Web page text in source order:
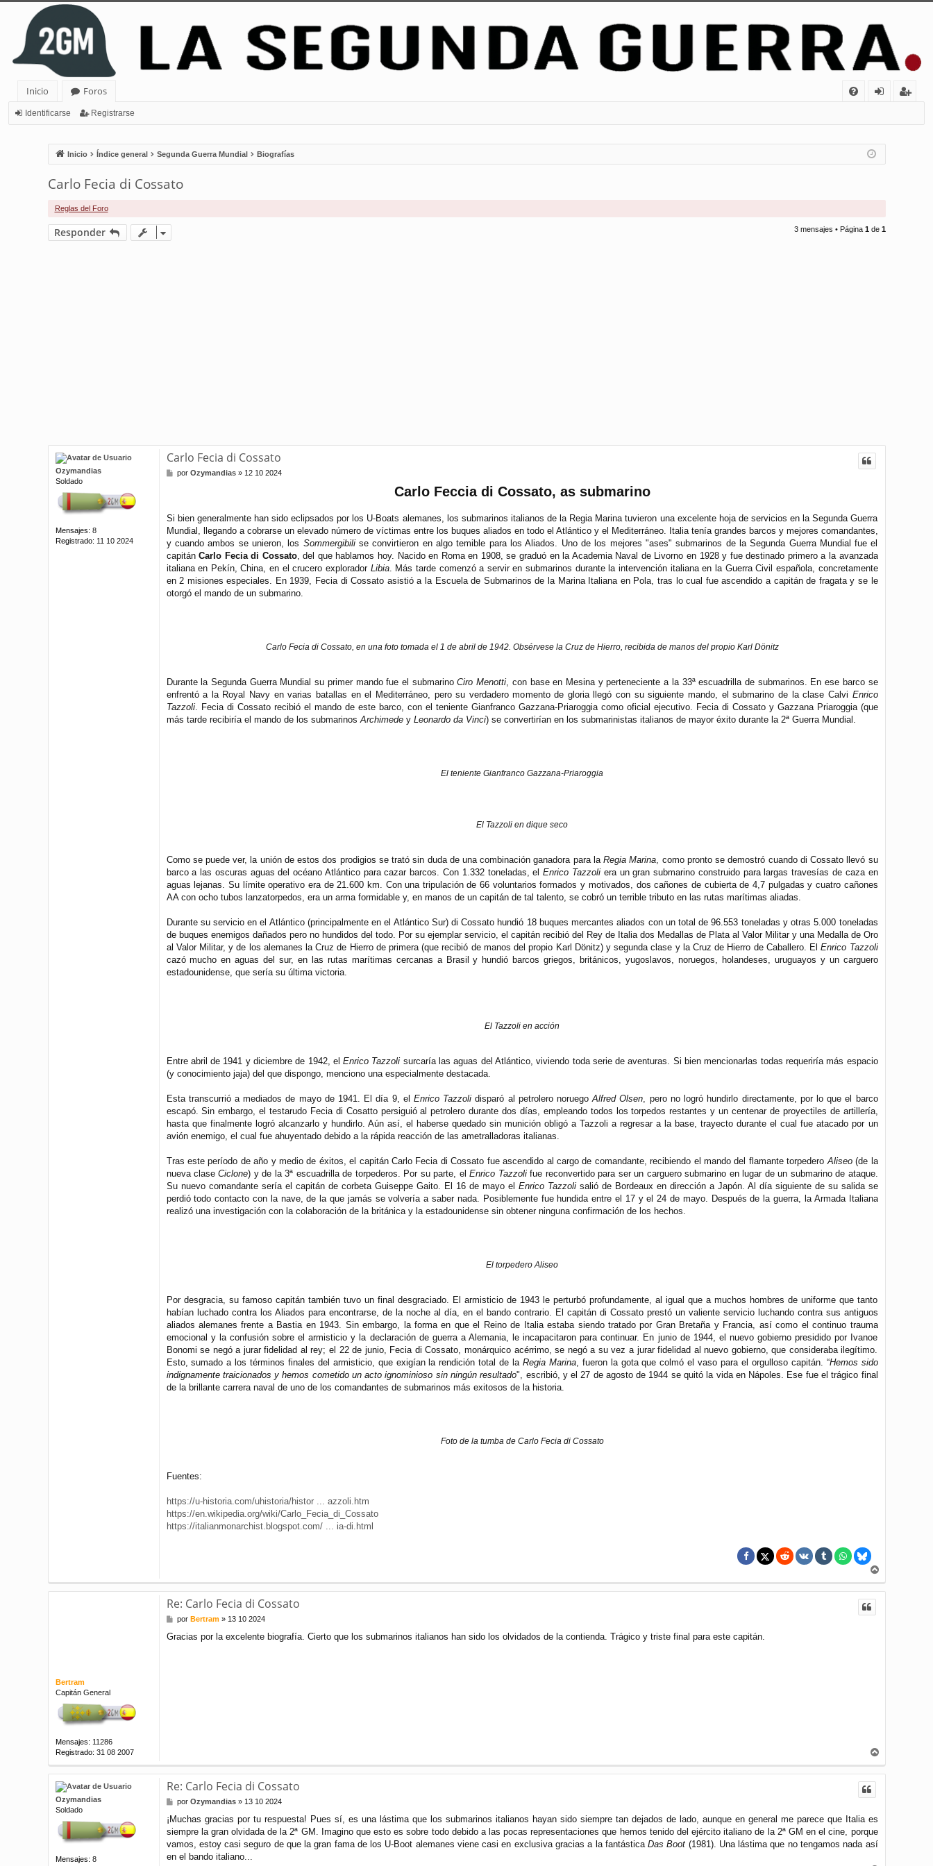
Inicio
Foros
Identificarse Registrarse
Inicio Índice general Segunda Guerra Mundial Biografías
Carlo Fecia di Cossato
Reglas del Foro
Responder 3 mensajes • Página 1de 1
Ozymandias
Soldado
Mensajes: 8
Registrado: 11 10 2024
Carlo Fecia di Cossato
M
a
e
porOzymandias » 12 10 2024
Carlo Feccia di Cossato, as submarino
Si bien generalmente han sido eclipsados por los U-Boats alemanes, los submarinos italianos de la Regia Marina tuvieron una excelente hoja de servicios en la Segunda Guerra
Mundial, llegando a cobrarse un elevado número de víctimas entre los buques aliados en todo el Atlántico y el Mediterráneo. Italia tenía grandes barcos y mejores comandantes,
y cuando ambos se unieron, los Sommergibilise convirtieron en algo temible para los Aliados. Uno de los mejores "ases" submarinos de la Segunda Guerra Mundial fue el
capitánCarlo Fecia di Cossato, del que hablamos hoy. Nacido en Roma en 1908, se graduó en la Academia Naval de Livorno en 1928 y fue destinado primero a la avanzada
italiana en Pekín, China, en el crucero explorador Libia. Más tarde comenzó a servir en submarinos durante la intervención italiana en la Guerra Civil española, concretamente
en 2 misiones especiales. En 1939, Fecia di Cossato asistió a la Escuela de Submarinos de la Marina Italiana en Pola, tras lo cual fue ascendido a capitán de fragata y se le
otorgó el mando de un submarino.
Carlo Fecia di Cossato, en una foto tomada el 1 de abril de 1942. Obsérvese la Cruz de Hierro, recibida de manos del propio Karl Dönitz
Durante la Segunda Guerra Mundial su primer mando fue el submarinoCiro Menotti, con base en Mesina y perteneciente a la 33ª escuadrilla de submarinos. En ese barco se
enfrentó a la Royal Navy en varias batallas en el Mediterráneo, pero su verdadero momento de gloria llegó con su siguiente mando, el submarino de la clase Calvi Enrico
Tazzoli. Fecia di Cossato recibió el mando de este barco, con el teniente Gianfranco Gazzana-Priaroggia como oficial ejecutivo. Fecia di Cossato y Gazzana Priaroggia (que
más tarde recibiría el mando de los submarinosArchimedey Leonardo da Vinci) se convertirían en los submarinistas italianos de mayor éxito durante la 2ª Guerra Mundial.
El teniente Gianfranco Gazzana-Priaroggia
El Tazzoli en dique seco
Como se puede ver, la unión de estos dos prodigios se trató sin duda de una combinación ganadora para laRegia Marina, como pronto se demostró cuando di Cossato llevó su
barco a las oscuras aguas del océano Atlántico para cazar barcos. Con 1.332 toneladas, elEnrico Tazzoliera un gran submarino construido para largas travesías de caza en
aguas lejanas. Su límite operativo era de 21.600 km. Con una tripulación de 66 voluntarios formados y motivados, dos cañones de cubierta de 4,7 pulgadas y cuatro cañones
AA con ocho tubos lanzatorpedos, era un arma formidable y, en manos de un capitán de tal talento, se cobró un terrible tributo en las rutas marítimas aliadas.
Durante su servicio en el Atlántico (principalmente en el Atlántico Sur) di Cossato hundió 18 buques mercantes aliados con un total de 96.553 toneladas y otras 5.000 toneladas
de buques enemigos dañados pero no hundidos del todo. Por su ejemplar servicio, el capitán recibió del Rey de Italia dos Medallas de Plata al Valor Militar y una Medalla de Oro
al Valor Militar, y de los alemanes la Cruz de Hierro de primera (que recibió de manos del propio Karl Dönitz) y segunda clase y la Cruz de Hierro de Caballero. ElEnrico Tazzoli
cazó mucho en aguas del sur, en las rutas marítimas cercanas a Brasil y hundió barcos griegos, británicos, yugoslavos, noruegos, holandeses, uruguayos y un carguero
estadounidense, que sería su última victoria.
El Tazzoli en acción
Entre abril de 1941 y diciembre de 1942, elEnrico Tazzoli surcaría las aguas del Atlántico, viviendo toda serie de aventuras. Si bien mencionarlas todas requeriría más espacio
(y conocimiento jaja) del que dispongo, menciono una especialmente destacada.
Esta transcurrió a mediados de mayo de 1941. El día 9, el Enrico Tazzoli disparó al petrolero noruegoAlfred Olsen, pero no logró hundirlo directamente, por lo que el barco
escapó. Sin embargo, el testarudo Fecia di Cosatto persiguió al petrolero durante dos días, empleando todos los torpedos restantes y un centenar de proyectiles de artillería,
hasta que finalmente logró alcanzarlo y hundirlo. Aún así, el haberse quedado sin munición obligó a Tazzoli a regresar a la base, trayecto durante el cual fue atacado por un
avión enemigo, el cual fue ahuyentado debido a la rápida reacción de las ametralladoras italianas.
Tras este período de año y medio de éxitos, el capitán Carlo Fecia di Cossato fue ascendido al cargo de comandante, recibiendo el mando del flamante torpederoAliseo(de la
nueva claseCiclone) y de la 3ª escuadrilla de torpederos. Por su parte, elEnrico Tazzolifue reconvertido para ser un carguero submarino en lugar de un submarino de ataque.
Su nuevo comandante sería el capitán de corbeta Guiseppe Gaito. El 16 de mayo el Enrico Tazzolisalió de Bordeaux en dirección a Japón. Al día siguiente de su salida se
perdió todo contacto con la nave, de la que jamás se volvería a saber nada. Posiblemente fue hundida entre el 17 y el 24 de mayo. Después de la guerra, la Armada Italiana
realizó una investigación con la colaboración de la británica y la estadounidense sin obtener ninguna confirmación de los hechos.
El torpedero Aliseo
Por desgracia, su famoso capitán también tuvo un final desgraciado. El armisticio de 1943 le perturbó profundamente, al igual que a muchos hombres de uniforme que tanto
habían luchado contra los Aliados para encontrarse, de la noche al día, en el bando contrario. El capitán di Cossato prestó un valiente servicio luchando contra sus antiguos
aliados alemanes frente a Bastia en 1943. Sin embargo, la forma en que el Reino de Italia estaba siendo tratado por Gran Bretaña y Francia, así como el continuo trauma
emocional y la confusión sobre el armisticio y la declaración de guerra a Alemania, le incapacitaron para continuar. En junio de 1944, el nuevo gobierno presidido por Ivanoe
Bonomi se negó a jurar fidelidad al rey; el 22 de junio, Fecia di Cossato, monárquico acérrimo, se negó a su vez a jurar fidelidad al nuevo gobierno, que consideraba ilegítimo.
Esto, sumado a los términos finales del armisticio, que exigían la rendición total de la Regia Marina, fueron la gota que colmó el vaso para el orgulloso capitán. “Hemos sido
indignamente traicionados y hemos cometido un acto ignominioso sin ningún resultado", escribió, y el 27 de agosto de 1944 se quitó la vida en Nápoles. Ese fue el trágico final
de la brillante carrera naval de uno de los comandantes de submarinos más exitosos de la historia.
Foto de la tumba de Carlo Fecia di Cossato
Fuentes:
https://u-historia.com/uhistoria/histor ... azzoli.htm
https://en.wikipedia.org/wiki/Carlo_Fecia_di_Cossato
https://italianmonarchist.blogspot.com/ ... ia-di.html
r
r
Bertram
Capitán General
Mensajes: 11286
Registrado: 31 08 2007
Re: Carlo Fecia di Cossato
M
n
por Bertram » 13 10 2024
Gracias por la excelente biografía. Cierto que los submarinos italianos han sido los olvidados de la contienda. Trágico y triste final para este capitán.
r
r
Ozymandias
Soldado
Mensajes: 8
Re: Carlo Fecia di Cossato
M
n
s
a
porOzymandias » 13 10 2024
¡Muchas gracias por tu respuesta! Pues sí, es una lástima que los submarinos italianos hayan sido siempre tan dejados de lado, aunque en general me parece que Italia es
siempre la gran olvidada de la 2ª GM. Imagino que esto es sobre todo debido a las pocas representaciones que hemos tenido del ejército italiano de la 2ª GM en el cine, porque
vamos, estoy casi seguro de que la gran fama de los U-Boot alemanes viene casi en exclusiva gracias a la fantásticaDas Boot (1981). Una lástima que no tengamos nada así
en el bando italiano...